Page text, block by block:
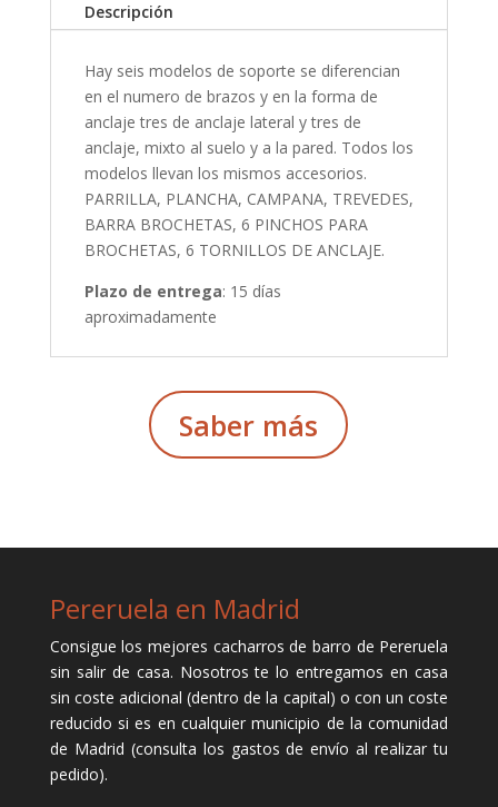
Descripción
Hay seis modelos de soporte se diferencian
en el numero de brazos y en la forma de
anclaje tres de anclaje lateral y tres de
anclaje, mixto al suelo y a la pared. Todos los
modelos llevan los mismos accesorios.
PARRILLA, PLANCHA, CAMPANA, TREVEDES,
BARRA BROCHETAS, 6 PINCHOS PARA
BROCHETAS, 6 TORNILLOS DE ANCLAJE.
Plazo de entrega: 15 días
aproximadamente
Saber más
Pereruela en Madrid
Consigue los mejores cacharros de barro de Pereruela
sin salir de casa. Nosotros te lo entregamos en casa
sin coste adicional (dentro de la capital) o con un coste
reducido si es en cualquier municipio de la comunidad
de Madrid (consulta los gastos de envío al realizar tu
pedido).